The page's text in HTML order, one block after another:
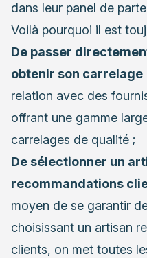
dans leur panel de
Voilà pourquoi il est
De passer
obtenir son carrelage
relation avec des
offrant une gamme
carrelages de qualité ;
De sélectionner un
recommandations
moyen de se garantir
choisissant un artisan
clients, on met toutes